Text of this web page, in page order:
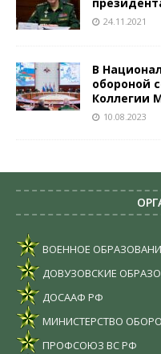
24.11.2021
В
обороной
Коллегии
10.08.2023
ВОЕННОЕ
ДОВУЗОВСКИЕ
ДОСААФ РФ
МИНИСТЕРСТВО
ПРОФСОЮЗ ВС РФ